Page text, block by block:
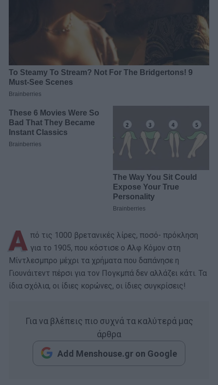
Α πό τις 1000 βρετανικές λίρες, ποσό- πρόκληση
για το 1905, που κόστισε ο Αλφ Κόμον στη
Μίντλεσμπρο μέχρι τα χρήματα που δαπάνησε η
Γιουνάιτεντ πέρσι για τον Πογκμπά δεν αλλάζει κάτι. Τα
ίδια σχόλια, οι ίδιες κορώνες, οι ίδιες συγκρίσεις!
Για να βλέπεις πιο συχνά τα καλύτερά μας
άρθρα
Add Menshouse.gr on Google